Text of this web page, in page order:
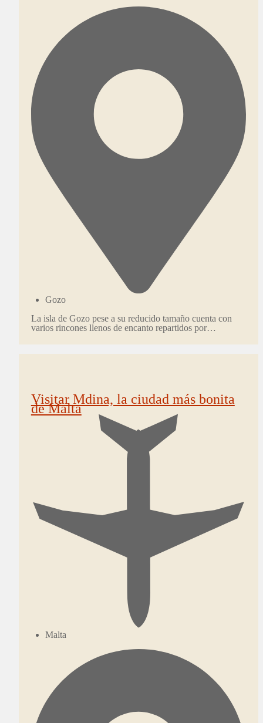
Gozo
La isla de Gozo pese a su reducido tamaño cuenta con
varios rincones llenos de encanto repartidos por…
Visitar Mdina, la ciudad más bonita
de Malta
Malta